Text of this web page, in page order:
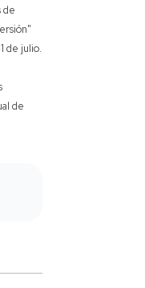
de
de julio.
de